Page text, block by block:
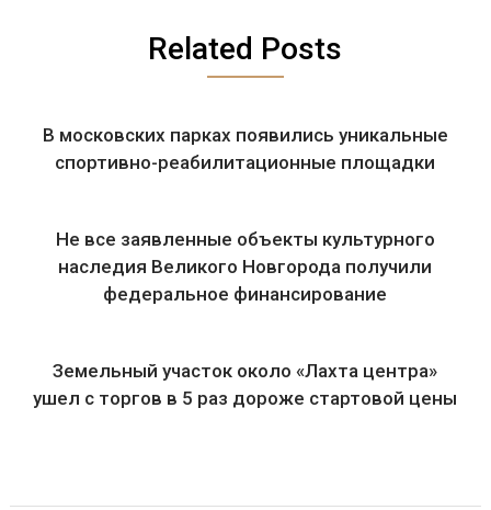
Related Posts
В московских парках появились уникальные
спортивно-реабилитационные площадки
Не все заявленные объекты культурного
наследия Великого Новгорода получили
федеральное финансирование
Земельный участок около «Лахта центра»
ушел с торгов в 5 раз дороже стартовой цены